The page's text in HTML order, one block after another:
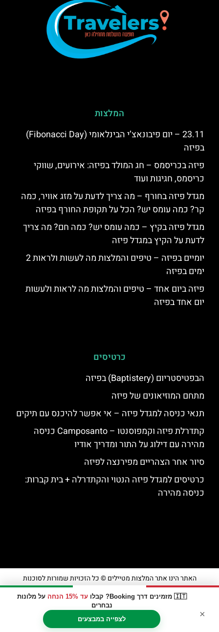
🇮🇹 מזמינים דרך Booking? קבלו עד 15% הנחה
על מלונות
נבחרים
לצפייה במבצעים
×
המלצות
23.11 – יום פיבונאצ’י הבינלאומי (Fibonacci Day)
בפיזה
פיזה בכריסמס – חג המולד בפיזה: אירועים, שווקי
כריסמס, חגיגות ועוד
מגדל פיזה בחורף – מה צריך לדעת על מזג אוויר, כמה
קר? כמה עומס יש? הכל על תקופת החורף בפיזה
מגדל פיזה בקיץ – כמה עומס יש? כמה חם? מה צריך
לדעת על הקיץ במגדל פיזה
יומיים בפיזה – טיפים והמלצות מה לעשות ולראות 2
ימים בפיזה
פיזה ביום אחד – טיפים והמלצות מה לראות ולעשות
יום אחד בפיזה
כרטיסים
הבפטיסטריום (Baptistery) בפיזה
מתחם המוזיאונים של פיזה
תנאי כניסה למגדל פיזה – אי אפשר להיכנס עם תיקים
קתדרלת פיזה וקמפוסנטו – Camposanto כניסה
מהירה עם דילוג על התור ומדריך אודיו
סיור אחר הצהריים מפירנצה לפיזה
כרטיסים למגדל פיזה הנטוי והקתדרלה + בית קברות:
כניסה מהירה
האתר הינו אתר המלצות מטיילים © כל הזכויות שמורות לסוכנות
מדיניות פרטיות